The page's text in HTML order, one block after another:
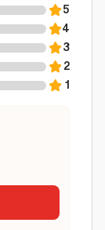
5
4
3
2
1